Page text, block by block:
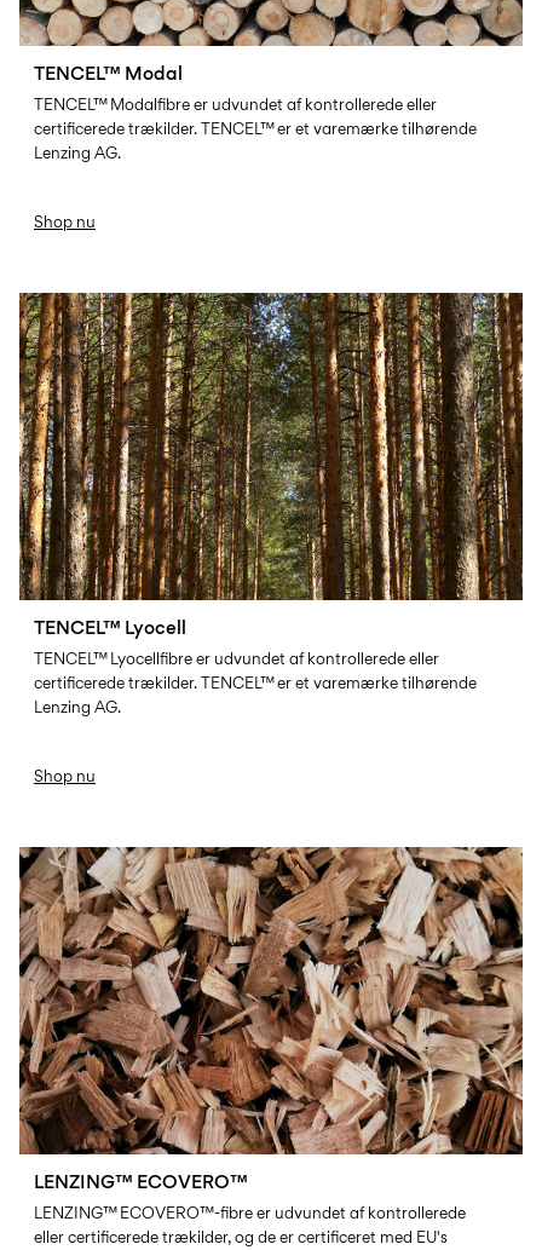
TENCEL™ Modal
TENCEL™ Modalfibre er udvundet af kontrollerede eller
certificerede trækilder. TENCEL™ er et varemærke tilhørende
Lenzing AG.
Shop nu
TENCEL™ Lyocell
TENCEL™ Lyocellfibre er udvundet af kontrollerede eller
certificerede trækilder. TENCEL™ er et varemærke tilhørende
Lenzing AG.
Shop nu
TENCEL-LYOCELL
LENZING™ ECOVERO™
LENZING™ ECOVERO™-fibre er udvundet af kontrollerede
eller certificerede trækilder, og de er certificeret med EU's
LENZING-ECOVERO